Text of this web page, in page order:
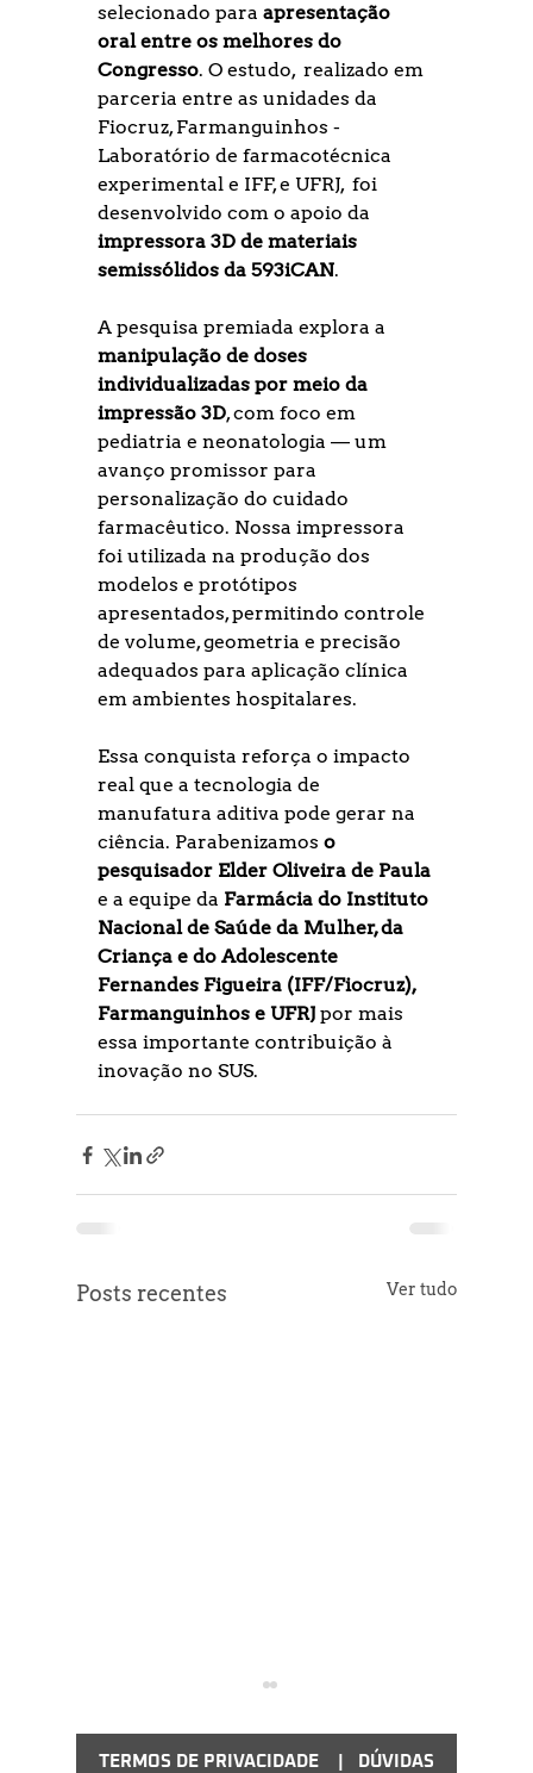
selecionado para apresentação
oral entre os melhores do
Congresso. O estudo,  realizado em
parceria entre as unidades da
Fiocruz, Farmanguinhos -
Laboratório de farmacotécnica
experimental e IFF, e UFRJ,  foi
desenvolvido com o apoio da
impressora 3D de materiais
semissólidos da 593iCAN.
A pesquisa premiada explora a
manipulação de doses
individualizadas por meio da
impressão 3D, com foco em
pediatria e neonatologia — um
avanço promissor para
personalização do cuidado
farmacêutico. Nossa impressora
foi utilizada na produção dos
modelos e protótipos
apresentados, permitindo controle
de volume, geometria e precisão
adequados para aplicação clínica
em ambientes hospitalares.
Essa conquista reforça o impacto
real que a tecnologia de
manufatura aditiva pode gerar na
ciência. Parabenizamos o
pesquisador Elder Oliveira de Paula
e a equipe da Farmácia do Instituto
Nacional de Saúde da Mulher, da
Criança e do Adolescente
Fernandes Figueira (IFF/Fiocruz),
Farmanguinhos e UFRJ por mais
essa importante contribuição à
inovação no SUS.
Posts recentes Ver tudo
TERMOS DE PRIVACIDADE DÚVIDAS